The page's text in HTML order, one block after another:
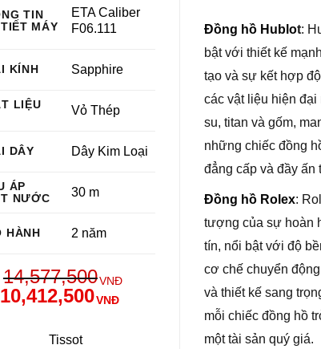
TIN
MÁY
ETA Caliber
F06.111
KÍNH Sapphire
LIỆU
Vỏ Thép
DÂY Dây Kim Loại
ÁP
NƯỚC
30 m
HÀNH 2 năm
14,577,500VNĐ
10,412,500VNĐ
Tissot
Đồng hồ Hublot:
bật với thiết kế
tạo và sự kết hợp
các vật liệu hiện đại
su, titan và gốm,
những chiếc đồng
đẳng cấp và đầy ấn
Đồng hồ Rolex:
tượng của sự hoàn
tín, nổi bật với độ
cơ chế chuyển
và thiết kế sang
mỗi chiếc đồng hồ
một tài sản quý giá.